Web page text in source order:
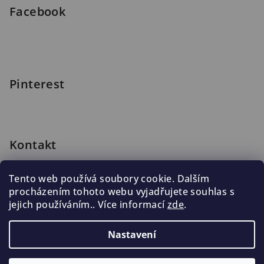
Tento web používá soubory cookie. Dalším
procházením tohoto webu vyjadřujete souhlas s
jejich používáním.. Více informacízde.
Nastavení
Facebook
Pinterest
Kontakt
222 316 990
776 019 998, 602 537 625